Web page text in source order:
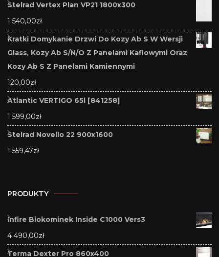
Stelrad Vertex Plan VP21 1800x300
1 540,00zł
Kratki Domykanie Drzwi Do Kozy Ab S W Wersji
Glass, Kozy Ab S/N/O Z Panelami Kaflowymi Oraz
Kozy Ab S Z Panelami Kamiennymi
120,00zł
Atlantic VERTIGO 65l [841258]
1 599,00zł
Stelrad Novello 22 900x1600
1 559,47zł
PRODUKTY
Infire Biokominek Inside C1000 Vers3
4 490,00zł
Terma Dexter Pro 860x400